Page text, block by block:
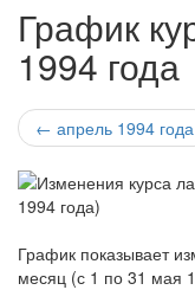
График
1994 года
← апрель 1994 года
График показывает
месяц (с 1 по 31 мая